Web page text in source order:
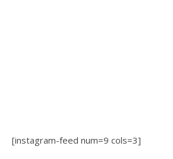
[instagram-feed num=9 cols=3]